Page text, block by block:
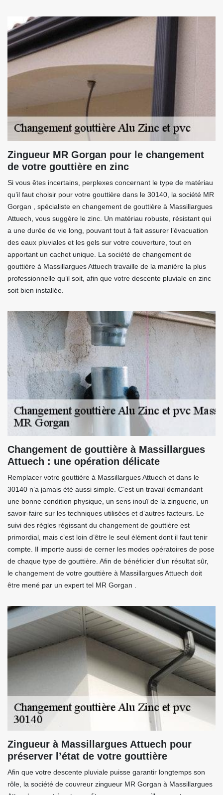
Zingueur MR Gorgan pour le changement
de votre gouttière en zinc
Si vous êtes incertains, perplexes concernant le type de matériau
qu’il faut choisir pour votre gouttière dans le 30140, la société MR
Gorgan , spécialiste en changement de gouttière à Massillargues
Attuech, vous suggère le zinc. Un matériau robuste, résistant qui
a une durée de vie long, pouvant tout à fait assurer l’évacuation
des eaux pluviales et les gels sur votre couverture, tout en
apportant un cachet unique. La société de changement de
gouttière à Massillargues Attuech travaille de la manière la plus
professionnelle qu’il soit, afin que votre descente pluviale en zinc
soit bien installée.
Changement de gouttière à Massillargues
Attuech : une opération délicate
Remplacer votre gouttière à Massillargues Attuech et dans le
30140 n’a jamais été aussi simple. C’est un travail demandant
une bonne condition physique, un sens inouï de la zinguerie, un
savoir-faire sur les techniques utilisées et d’autres facteurs. Le
suivi des règles régissant du changement de gouttière est
primordial, mais c’est loin d’être le seul élément dont il faut tenir
compte. Il importe aussi de cerner les modes opératoires de pose
de chaque type de gouttière. Afin de bénéficier d’un résultat sûr,
le changement de votre gouttière à Massillargues Attuech doit
être mené par un expert tel MR Gorgan .
Zingueur à Massillargues Attuech pour
préserver l’état de votre gouttière
Afin que votre descente pluviale puisse garantir longtemps son
rôle, la société de couvreur zingueur MR Gorgan à Massillargues